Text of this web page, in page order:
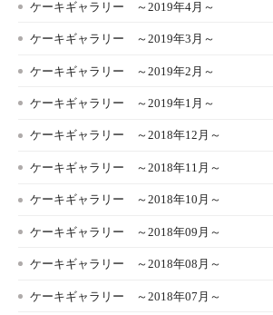
ケーキギャラリー ～2019年4月～
ケーキギャラリー ～2019年3月～
ケーキギャラリー ～2019年2月～
ケーキギャラリー ～2019年1月～
ケーキギャラリー ～2018年12月～
ケーキギャラリー ～2018年11月～
ケーキギャラリー ～2018年10月～
ケーキギャラリー ～2018年09月～
ケーキギャラリー ～2018年08月～
ケーキギャラリー ～2018年07月～